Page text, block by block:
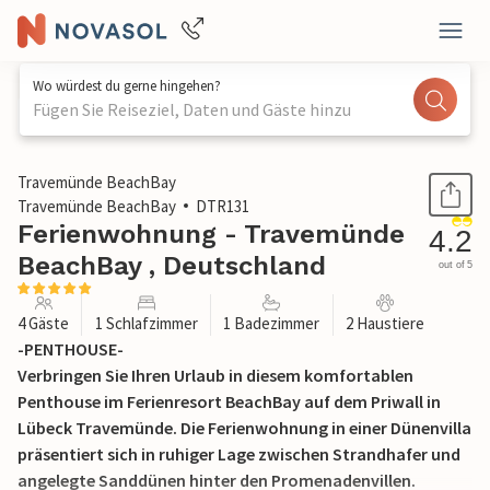
Wo würdest du gerne hingehen?
Fügen Sie Reiseziel, Daten und Gäste hinzu
1 / 31
Travemünde BeachBay
Travemünde BeachBay
DTR131
Ferienwohnung - Travemünde
BeachBay , Deutschland
4.2
out of 5
4 Gäste 1 Schlafzimmer 1 Badezimmer 2 Haustiere
-PENTHOUSE-
Verbringen Sie Ihren Urlaub in diesem komfortablen
Penthouse im Ferienresort BeachBay auf dem Priwall in
Lübeck Travemünde. Die Ferienwohnung in einer Dünenvilla
präsentiert sich in ruhiger Lage zwischen Strandhafer und
angelegte Sanddünen hinter den Promenadenvillen.